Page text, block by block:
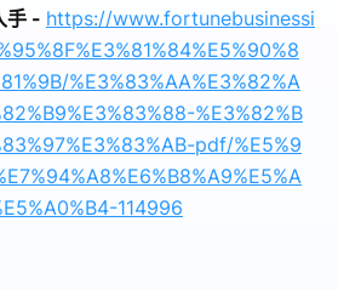
手 - https://www.fortunebusinessi
%E3%83%AA%E3%82%A
%E3%82%B
pdf/%E5%9
114996